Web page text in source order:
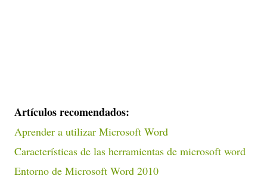
Artículos recomendados:
Aprender a utilizar Microsoft Word
Características de las herramientas de microsoft word
Entorno de Microsoft Word 2010